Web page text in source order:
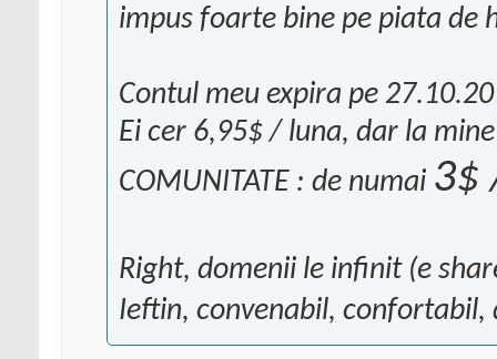
impus foarte bine pe piata de
Contul meu expira pe
Ei cer 6,95$ / luna, dar la mine
COMUNITATE : de numai 3$
Right, domenii le infinit (e
Ieftin, convenabil,